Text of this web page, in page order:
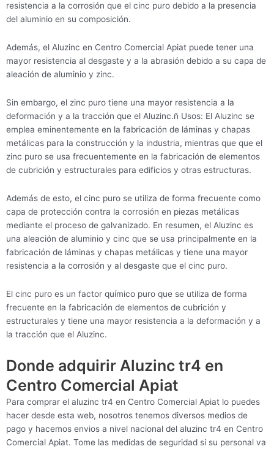
resistencia a la corrosión que el cinc puro debido a la presencia
del aluminio en su composición.
Además, el Aluzinc en Centro Comercial Apiat puede tener una
mayor resistencia al desgaste y a la abrasión debido a su capa de
aleación de aluminio y zinc.
Sin embargo, el zinc puro tiene una mayor resistencia a la
deformación y a la tracción que el Aluzinc.ñ Usos: El Aluzinc se
emplea eminentemente en la fabricación de láminas y chapas
metálicas para la construcción y la industria, mientras que que el
zinc puro se usa frecuentemente en la fabricación de elementos
de cubrición y estructurales para edificios y otras estructuras.
Además de esto, el cinc puro se utiliza de forma frecuente como
capa de protección contra la corrosión en piezas metálicas
mediante el proceso de galvanizado. En resumen, el Aluzinc es
una aleación de aluminio y cinc que se usa principalmente en la
fabricación de láminas y chapas metálicas y tiene una mayor
resistencia a la corrosión y al desgaste que el cinc puro.
El cinc puro es un factor químico puro que se utiliza de forma
frecuente en la fabricación de elementos de cubrición y
estructurales y tiene una mayor resistencia a la deformación y a
la tracción que el Aluzinc.
Donde adquirir Aluzinc tr4 en
Centro Comercial Apiat
Para comprar el aluzinc tr4 en Centro Comercial Apiat lo puedes
hacer desde esta web, nosotros tenemos diversos medios de
pago y hacemos envios a nivel nacional del aluzinc tr4 en Centro
Comercial Apiat. Tome las medidas de seguridad si su personal va